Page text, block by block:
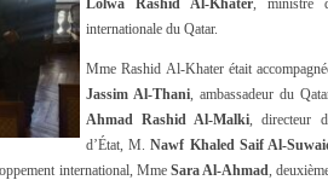
Lolwa Rashid Al-Khater, ministre
internationale du Qatar.
Mme Rashid Al-Khater était
Jassim Al-Thani, ambassadeur du
Ahmad Rashid Al-Malki, directeur
d’État, M.Nawf Khaled Saif Al-
international, MmeSara Al-Ahmad,